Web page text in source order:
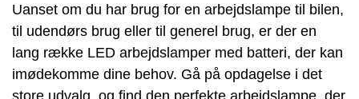
Uanset om du har brug for en arbejdslampe til bilen,
til udendørs brug eller til generel brug, er der en
lang række LED arbejdslamper med batteri, der kan
imødekomme dine behov. Gå på opdagelse i det
store udvalg, og find den perfekte arbejdslampe, der